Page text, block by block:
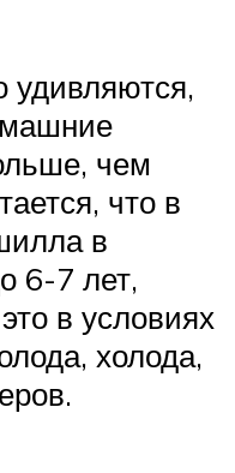
удивляются,
чем
что в
в
6-7 лет,
в условиях
холода,